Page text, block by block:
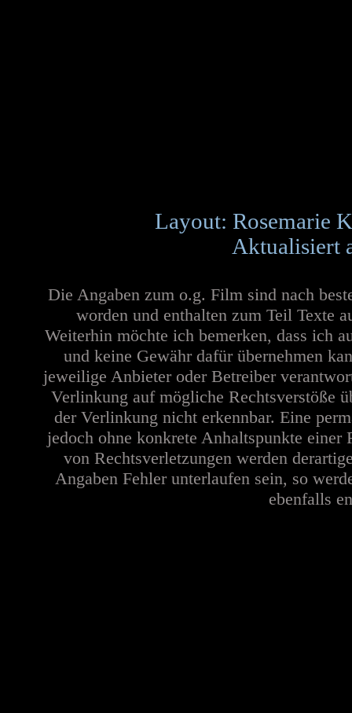
Layout: Rosemarie
Aktualisiert
Die Angaben zum o.g. Film sind nach
worden und enthalten zum Teil Texte
Weiterhin möchte ich bemerken, dass ich
und keine Gewähr dafür übernehmen
jeweilige Anbieter oder Betreiber
Verlinkung auf mögliche Rechtsverstöße
der Verlinkung nicht erkennbar. Eine
jedoch ohne konkrete Anhaltspunkte
von Rechtsverletzungen werden
Angaben Fehler unterlaufen sein, so
ebenfalls